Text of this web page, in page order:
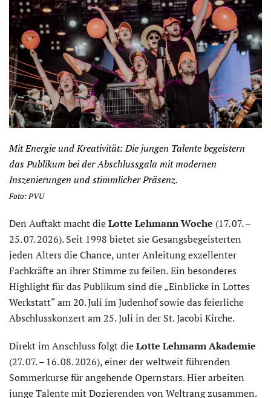
Mit Energie und Kreativität: Die jungen Talente begeistern
das Publikum bei der Abschlussgala mit modernen
Inszenierungen und stimmlicher Präsenz.
Foto: PVU
Den Auftakt macht dieLotte Lehmann Woche (17. 07. –
25. 07. 2026). Seit 1998 bietet sie Gesangsbegeisterten
jeden Alters die Chance, unter Anleitung exzellenter
Fachkräfte an ihrer Stimme zu feilen. Ein besonderes
Highlight für das Publikum sind die „Einblicke in Lottes
Werkstatt“ am 20. Juli im Judenhof sowie das feierliche
Abschlusskonzert am 25. Juli in der St. Jacobi Kirche.
Direkt im Anschluss folgt dieLotte Lehmann Akademie
(27. 07. – 16. 08. 2026), einer der weltweit führenden
Sommerkurse für angehende Opernstars. Hier arbeiten
junge Talente mit Dozierenden von Weltrang zusammen.